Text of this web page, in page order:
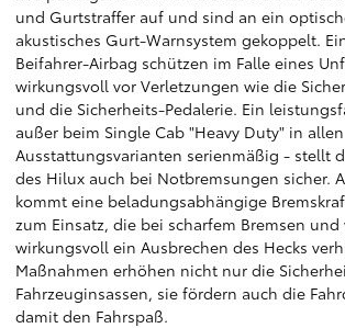
und Gurtstraffer auf und sind an ein
akustisches Gurt-Warnsystem gekoppelt.
Beifahrer-Airbag schützen im Falle eines
wirkungsvoll vor Verletzungen wie die
und die Sicherheits-Pedalerie. Ein
außer beim Single Cab "Heavy Duty" in allen
Ausstattungsvarianten serienmäßig - stellt
des Hilux auch bei Notbremsungen sicher.
kommt eine beladungsabhängige
zum Einsatz, die bei scharfem Bremsen
wirkungsvoll ein Ausbrechen des Hecks
Maßnahmen erhöhen nicht nur die
Fahrzeuginsassen, sie fördern auch die
damit den Fahrspaß.